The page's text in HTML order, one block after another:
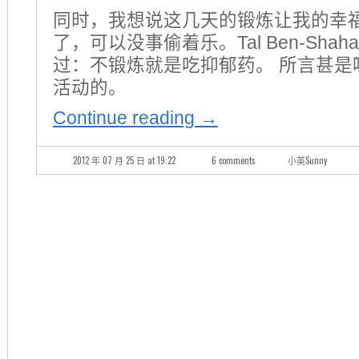
同时，我想说这几天的锻炼让我的幸
了，可以没事偷着乐。Tal Ben-
过：不锻炼就是吃抑郁药。 所言甚
活动的。
Continue reading →
2012 年 07 月 25 日 at 19:22 6 comments 小英Sunny